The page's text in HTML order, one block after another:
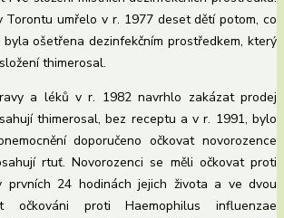
Torontu umřelo v r. 1977 deset dětí potom, co
ošetřena dezinfekčním prostředkem, který
thimerosal.
a léků v r. 1982 navrhlo zakázat prodej
thimerosal, bez receptu a v r. 1991, bylo
doporučeno očkovat novorozence
rtuť. Novorozenci se měli očkovat proti
prvních 24 hodinách jejich života a ve dvou
očkováni proti Haemophilus influenzae